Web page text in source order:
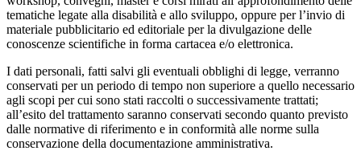
tematiche legate alla disabilità e allo sviluppo, oppure per l’invio di
materiale pubblicitario ed editoriale per la divulgazione delle
conoscenze scientifiche in forma cartacea e/o elettronica.
I dati personali, fatti salvi gli eventuali obblighi di legge, verranno
conservati per un periodo di tempo non superiore a quello necessario
agli scopi per cui sono stati raccolti o successivamente trattati;
all’esito del trattamento saranno conservati secondo quanto previsto
dalle normative di riferimento e in conformità alle norme sulla
conservazione della documentazione amministrativa.